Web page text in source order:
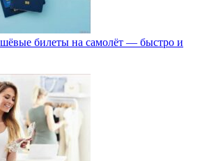
билеты на самолёт — быстро и